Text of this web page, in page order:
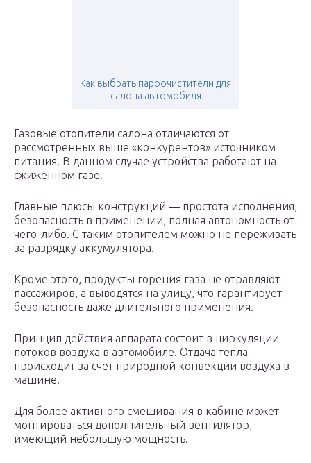
Как выбрать пароочистители для
салона автомобиля
Газовые отопители салона отличаются от
рассмотренных выше «конкурентов» источником
питания. В данном случае устройства работают на
сжиженном газе.
Главные плюсы конструкций — простота исполнения,
безопасность в применении, полная автономность от
чего-либо. С таким отопителем можно не переживать
за разрядку аккумулятора.
Кроме этого, продукты горения газа не отравляют
пассажиров, а выводятся на улицу, что гарантирует
безопасность даже длительного применения.
Принцип действия аппарата состоит в циркуляции
потоков воздуха в автомобиле. Отдача тепла
происходит за счет природной конвекции воздуха в
машине.
Для более активного смешивания в кабине может
монтироваться дополнительный вентилятор,
имеющий небольшую мощность.